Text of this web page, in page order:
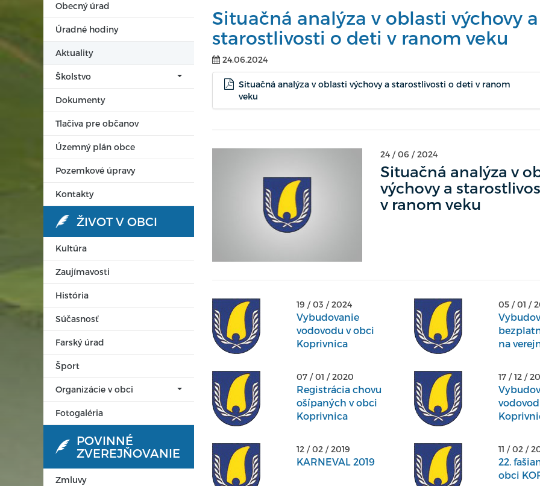
Obecný úrad
Úradné hodiny
Aktuality
Školstvo
Dokumenty
Tlačiva pre občanov
Územný plán obce
Pozemkové úpravy
Kontakty
ŽIVOT V OBCI
Kultúra
Zaujímavosti
História
Súčasnosť
Farský úrad
Šport
Organizácie v obci
Fotogaléria
POVINNÉ
ZVEREJŇOVANIE
Zmluvy
Situačná analýza v oblasti výchovy a
starostlivosti o deti v ranom veku
24.06.2024
Situačná analýza v oblasti výchovy a starostlivosti o deti v ranom
veku
24 / 06 / 2024
Situačná analýza v
výchovy a
v ranom veku
19 / 03 / 2024
Vybudovanie
vodovodu v obci
Koprivnica
05 / 01 /
na
07 / 01 / 2020
Registrácia chovu
ošípaných v obci
Koprivnica
17 / 12 /
12 / 02 / 2019
KARNEVAL 2019
11 / 02 /
22.
obci